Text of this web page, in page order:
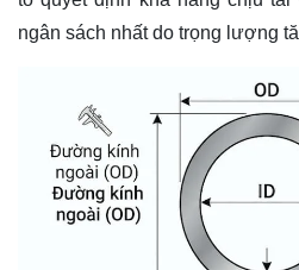
ngân sách nhất do trọng lượng